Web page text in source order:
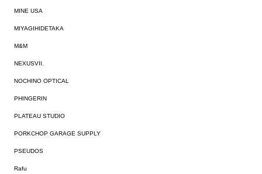
MINE USA
MIYAGIHIDETAKA
M&M
NEXUSVII.
NOCHINO OPTICAL
PHINGERIN
PLATEAU STUDIO
PORKCHOP GARAGE SUPPLY
PSEUDOS
Rafu